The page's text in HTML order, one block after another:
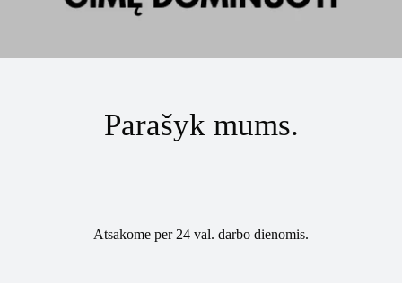
Parašyk mums.
Atsakome per 24 val. darbo dienomis.